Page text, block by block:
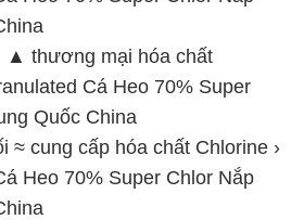
▲ thương mại hóa chất
Cá Heo 70% Super
Quốc China
≈ cung cấp hóa chất Chlorine ›
Heo 70% Super Chlor Nắp